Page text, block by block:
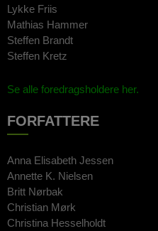
Lykke Friis
Mathias Hammer
Steffen Brandt
Steffen Kretz
Se alle foredragsholdere her.
FORFATTERE
Anna Elisabeth Jessen
Annette K. Nielsen
Britt Nørbak
Christian Mørk
Christina Hesselholdt